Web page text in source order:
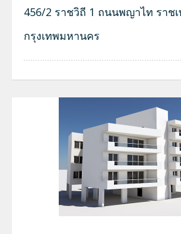
456/2 ราชวิถี 1 ถนนพญาไท ราช
กรุงเทพมหานคร